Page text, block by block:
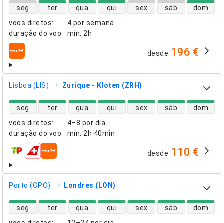
voos diretos:
4 por semana
duração do voo: mín. 2h
disponibilidade de voos diretos
seg ter qua qui sex sáb dom
companhias aéreas desde 196 €
Lisboa (LIS) Zurique - Kloten (ZRH)
voos diretos:
4–8 por dia
duração do voo: mín. 2h 40min
disponibilidade de voos diretos
seg ter qua qui sex sáb dom
companhias aéreas desde 110 €
Porto (OPO) Londres (LON)
disponibilidade de voos diretos
seg ter qua qui sex sáb dom